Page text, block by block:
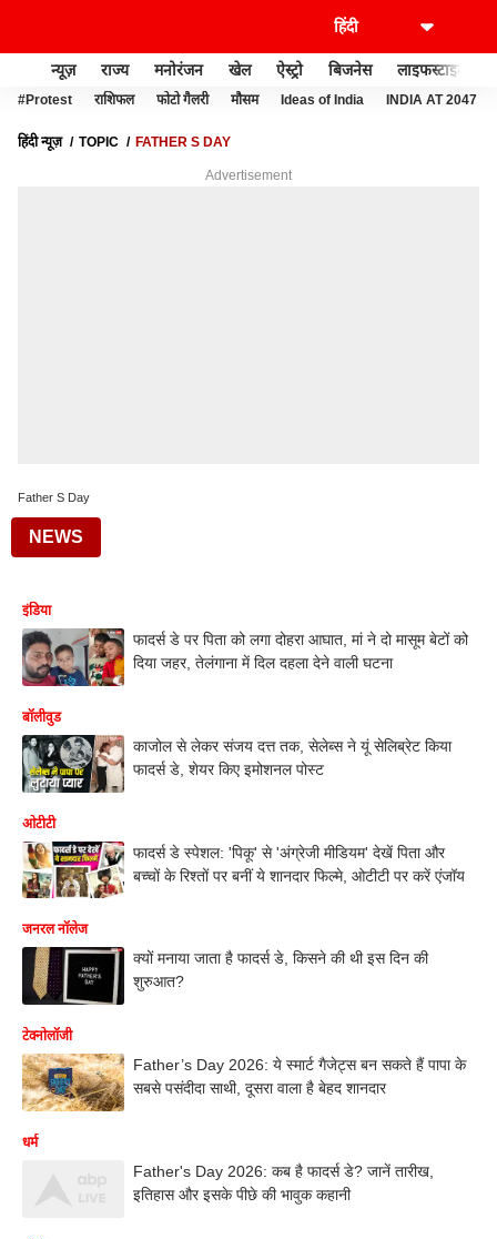
न्यूज़ राज्य मनोरंजन खेल ऐस्ट्रो बिजनेस लाइफस्टाइल
#Protest राशिफल फोटो गैलरी मौसम Ideas of India INDIA AT 2047
हिंदी न्यूज़ TOPIC FATHER S DAY
Advertisement
Father S Day
NEWS
इंडिया
फादर्स डे पर पिता को लगा दोहरा आघात, मां ने दो मासूम बेटों को
दिया जहर, तेलंगाना में दिल दहला देने वाली घटना
बॉलीवुड
काजोल से लेकर संजय दत्त तक, सेलेब्स ने यूं सेलिब्रेट किया
फादर्स डे, शेयर किए इमोशनल पोस्ट
ओटीटी
फादर्स डे स्पेशल: 'पिकू' से 'अंग्रेजी मीडियम' देखें पिता और
बच्चों के रिश्तों पर बनीं ये शानदार फिल्मे, ओटीटी पर करें एंजॉय
जनरल नॉलेज
क्यों मनाया जाता है फादर्स डे, किसने की थी इस दिन की
शुरुआत?
टेक्नोलॉजी
Father’s Day 2026: ये स्मार्ट गैजेट्स बन सकते हैं पापा के
सबसे पसंदीदा साथी, दूसरा वाला है बेहद शानदार
धर्म
Father's Day 2026: कब है फादर्स डे? जानें तारीख,
इतिहास और इसके पीछे की भावुक कहानी